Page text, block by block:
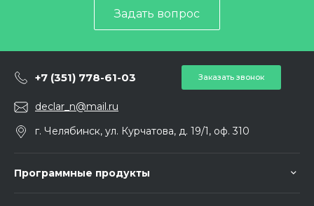
Задать вопрос
+7 (351) 778-61-03 Заказать звонок
declar_n@mail.ru
г. Челябинск, ул. Курчатова, д. 19/1, оф. 310
Программные продукты